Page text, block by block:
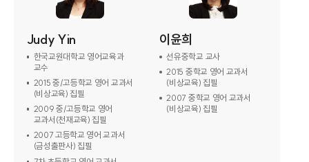
Judy Yin
한국교원대학교 영어교육과
교수
2015 중/고등학교 영어 교과서
(비상교육) 집필
2009 중/고등학교 영어
교과서(천재교육) 집필
2007 고등학교 영어 교과서
(금성출판사) 집필
이윤희
선유중학교 교사
2015 중학교 영어 교과서
(비상교육) 집필
2007 중학교 영어 교과서
(비상교육) 집필